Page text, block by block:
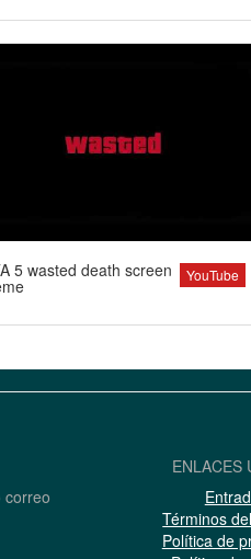
YouTube
5 wasted death screen
correo
ENLACES
Términos
Política de